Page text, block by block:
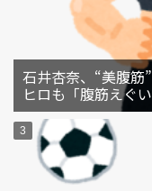
石井杏奈、“美腹筋
ヒロも「腹筋えぐ